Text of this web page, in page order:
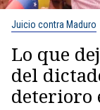
Juicio contra Maduro
Lo que
del
deterioro